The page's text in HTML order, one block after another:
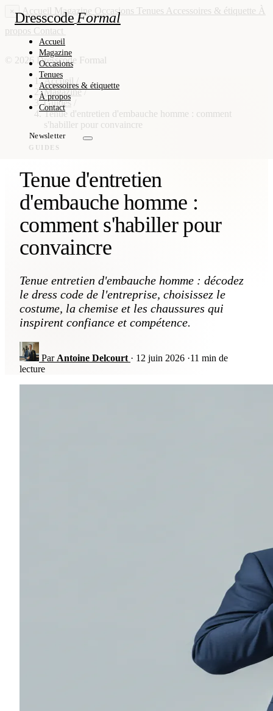
DresscodeFormal
Accueil
Magazine
Occasions
Tenues
Accessoires & étiquette
À propos
Contact
Newsletter
× Accueil Magazine Occasions Tenues Accessoires & étiquette À
propos Contact
© 2026 Dresscode Formal
Accueil
Magazine /
Guides
Tenue d'entretien d'embauche homme : comment
s'habiller pour convaincre
GUIDES
Tenue d'entretien
d'embauche homme :
comment s'habiller pour
convaincre
Tenue entretien d'embauche homme : décodez
le dress code de l'entreprise, choisissez le
costume, la chemise et les chaussures qui
inspirent confiance et compétence.
Par Antoine Delcourt · 12 juin 2026 ·11 min de
lecture